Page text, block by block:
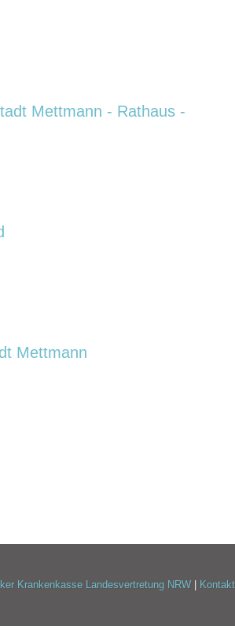
Mettmann - Rathaus -
Mettmann
Krankenkasse Landesvertretung NRW Kontakt